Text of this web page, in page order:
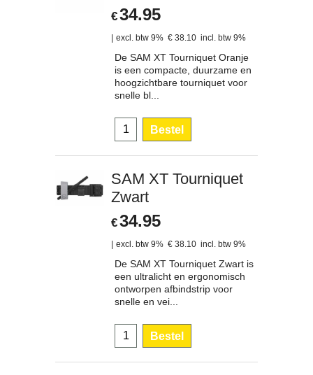
€34.95
excl. btw 9% € 38.10 incl. btw 9%
De SAM XT Tourniquet Oranje
is een compacte, duurzame en
hoogzichtbare tourniquet voor
snelle bl...
Bestel
SAM XT Tourniquet
Zwart
€34.95
excl. btw 9% € 38.10 incl. btw 9%
De SAM XT Tourniquet Zwart is
een ultralicht en ergonomisch
ontworpen afbindstrip voor
snelle en vei...
Bestel